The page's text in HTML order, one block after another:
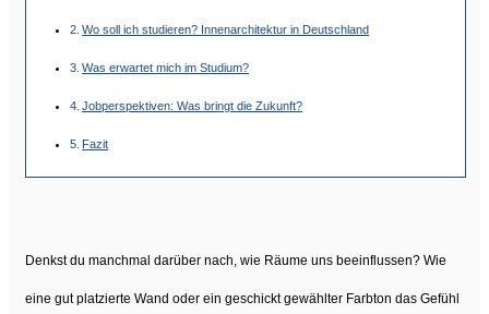
Wo soll ich studieren? Innenarchitektur in Deutschland
Was erwartet mich im Studium?
Jobperspektiven: Was bringt die Zukunft?
Fazit
Denkst du manchmal darüber nach, wie Räume uns beeinflussen? Wie
eine gut platzierte Wand oder ein geschickt gewählter Farbton das Gefühl